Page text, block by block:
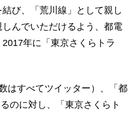
び、「荒川線」として親し
んでいただけるよう、都電
年に「東京さくらトラ
はすべてツイッター）、「都
のに対し、「東京さくらト